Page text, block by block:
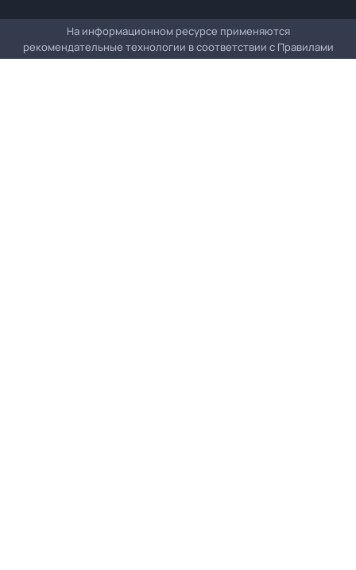
На информационном ресурсе применяются
рекомендательные технологии в соответствии с Правилами